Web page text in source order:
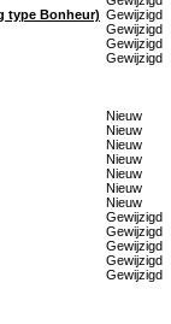
type Bonheur) Gewijzigd
Gewijzigd
Gewijzigd
Gewijzigd
Nieuw
Nieuw
Nieuw
Nieuw
Nieuw
Nieuw
Nieuw
Gewijzigd
Gewijzigd
Gewijzigd
Gewijzigd
Gewijzigd